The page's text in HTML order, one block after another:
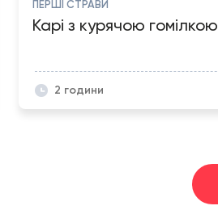
ПЕРШІ СТРАВИ
Карі з курячою гомілкою
2 години